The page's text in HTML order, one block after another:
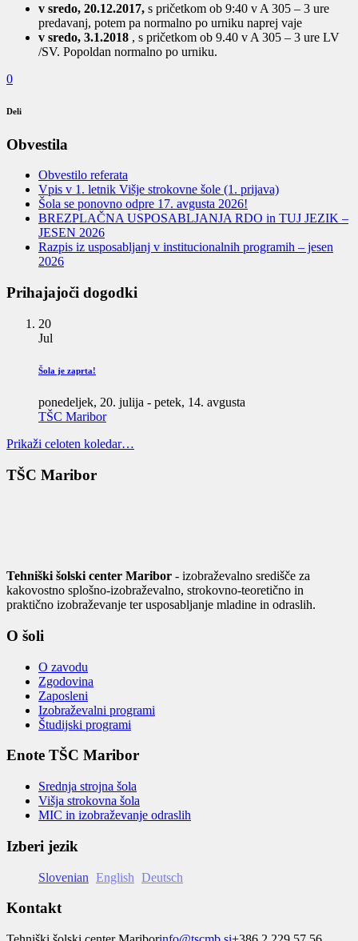
v sredo, 20.12.2017, s pričetkom ob 9:40 v A 305 – 3 ure
predavanj, potem pa normalno po urniku naprej vaje
v sredo, 3.1.2018 , s pričetkom ob 9.40 v A 305 – 3 ure LV
/SV. Popoldan normalno po urniku.
0
Deli
Obvestila
Obvestilo referata
Vpis v 1. letnik Višje strokovne šole (1. prijava)
Šola se ponovno odpre 17. avgusta 2026!
BREZPLAČNA USPOSABLJANJA RDO in TUJ JEZIK –
JESEN 2026
Razpis iz usposabljanj v institucionalnih programih – jesen
2026
Prihajajoči dogodki
20
Jul
Šola je zaprta!
ponedeljek, 20. julija - petek, 14. avgusta
TŠC Maribor
Prikaži celoten koledar…
TŠC Maribor
Tehniški šolski center Maribor - izobraževalno središče za
kakovostno splošno-izobraževalno, strokovno-teoretično in
praktično izobraževanje ter usposabljanje mladine in odraslih.
O šoli
O zavodu
Zgodovina
Zaposleni
Izobraževalni programi
Študijski programi
Enote TŠC Maribor
Srednja strojna šola
Višja strokovna šola
MIC in izobraževanje odraslih
Izberi jezik
Slovenian English Deutsch
Kontakt